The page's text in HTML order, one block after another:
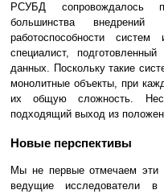
РСУБД сопровождалось
большинства
работоспособности
специалист,
данных. Поскольку такие
монолитные объекты, при
их общую сложность.
подходящий выход из
Новые перспективы
Мы не первые отмечаем эти
ведущие исследователи